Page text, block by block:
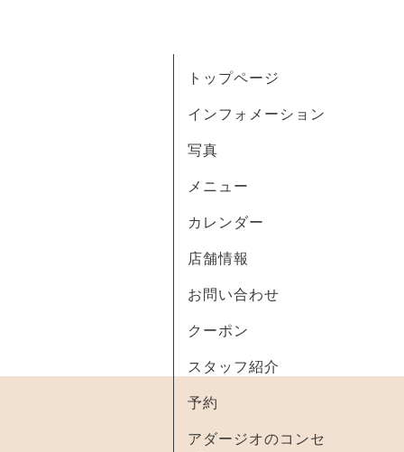
トップページ
インフォメーション
写真
メニュー
カレンダー
店舗情報
お問い合わせ
クーポン
スタッフ紹介
予約
アダージオのコンセ